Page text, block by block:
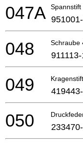
Spannstift
047A
Schraube
048 911113-
049
050